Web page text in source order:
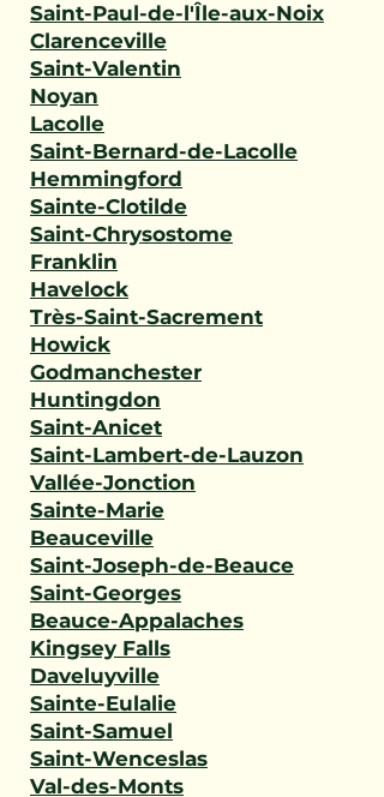
Saint-Paul-de-l'Île-aux-Noix
Clarenceville
Saint-Valentin
Noyan
Lacolle
Saint-Bernard-de-Lacolle
Hemmingford
Sainte-Clotilde
Saint-Chrysostome
Franklin
Havelock
Très-Saint-Sacrement
Howick
Godmanchester
Huntingdon
Saint-Anicet
Saint-Lambert-de-Lauzon
Vallée-Jonction
Sainte-Marie
Beauceville
Saint-Joseph-de-Beauce
Saint-Georges
Beauce-Appalaches
Kingsey Falls
Daveluyville
Sainte-Eulalie
Saint-Samuel
Saint-Wenceslas
Val-des-Monts